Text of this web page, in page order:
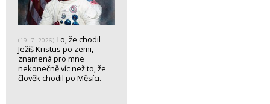
(19. 7. 2026) To, že chodil
Ježíš Kristus po zemi,
znamená pro mne
nekonečně víc než to, že
člověk chodil po Měsíci.